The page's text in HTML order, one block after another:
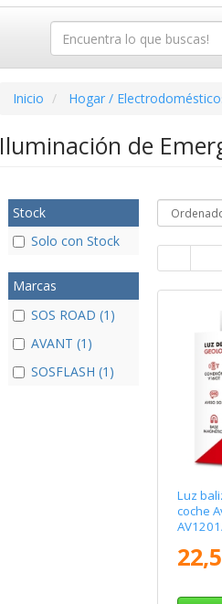
Inicio Hogar /
Iluminación de
Stock
Solo con Stock
Marcas
SOS ROAD (1)
AVANT (1)
SOSFLASH (1)
Luz
coche